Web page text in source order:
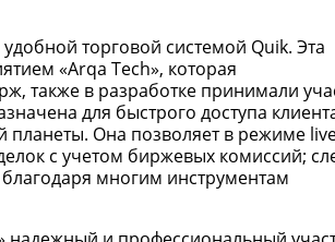
торговой системой Quik. Эта
«Arqa Tech», которая
также в разработке принимали
для быстрого доступа
Она позволяет в режиме
с учетом биржевых комиссий;
многим инструментам